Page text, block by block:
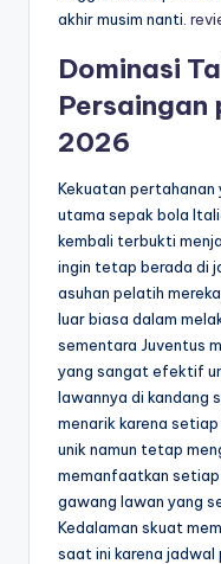
akhir musim nanti.
Dominasi
Persaingan
2026
Kekuatan pertahanan
utama sepak bola
kembali terbukti
ingin tetap berada di
asuhan pelatih
luar biasa dalam
sementara Juventus
yang sangat efektif
lawannya di kandang
menarik karena
unik namun tetap
memanfaatkan
gawang lawan yang
Kedalaman skuat
saat ini karena